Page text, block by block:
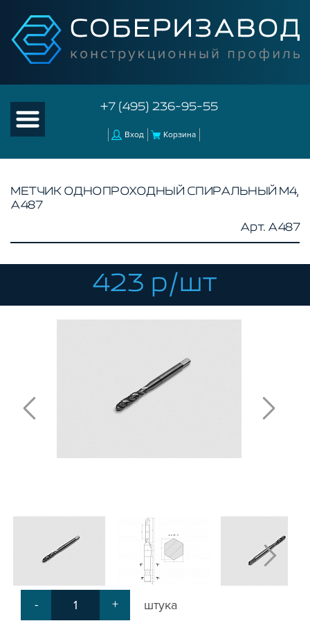
+7 (495) 236-95-55
Вход Корзина
КОНСТРУКЦИОННЫЙ ПРОФИЛЬ
КОМПЛЕКТУЮЩИЕ К ЧПУ
АКСЕССУАРЫ ДЛЯ V-ПАЗА
Т-БОЛТЫ И Т-ГАЙКИ
СИСТЕМА ТРУБНАЯ МОДУЛЬНАЯ
СИСТЕМА ТРУБНАЯ КОНСТРУКЦИОННАЯ
ВНУТРЕННИЕ УГЛОВЫЕ СОЕДИНИТЕЛИ
АДДИТИВНЫЕ ТОВАРЫ
ОБЩЕСТРОИТЕЛЬНЫЙ ПРОФИЛЬ
ПОДШИПНИКИ
ЛИНЕЙНЫЕ СОЕДИНИТЕЛИ
ДОПОЛНИТЕЛЬНАЯ ОБРАБОТКА
ПАРАЛЛЕЛЬНЫЕ СОЕДИНИТЕЛИ
ПРОМЫШЛЕННАЯ МЕБЕЛЬ
МЕТЧИК ОДНОПРОХОДНЫЙ СПИРАЛЬНЫЙ М4,
A487
Арт. A487
423 р/шт
- + штука